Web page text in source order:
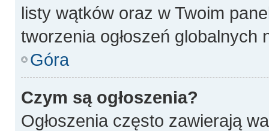
listy wątków oraz w Twoim
tworzenia ogłoszeń globalnych
Góra
Czym są ogłoszenia?
Ogłoszenia często zawierają